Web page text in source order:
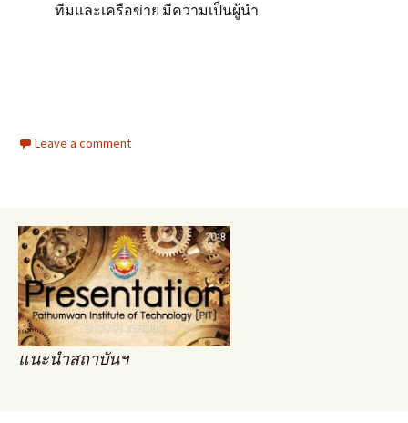
ทีมและเครือข่าย มีความเป็นผู้นำ
Leave a comment
แนะนำสถาบันฯ